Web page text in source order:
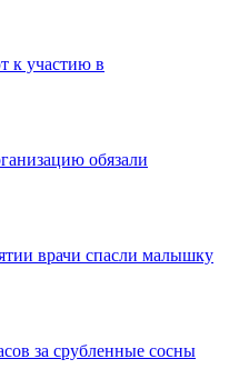
к участию в
обязали
врачи спасли малышку
за срубленные сосны